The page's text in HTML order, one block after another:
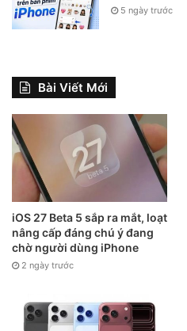
5 ngày trước
Bài Viết Mới
iOS 27 Beta 5 sắp ra mắt, loạt
nâng cấp đáng chú ý đang
chờ người dùng iPhone
2 ngày trước